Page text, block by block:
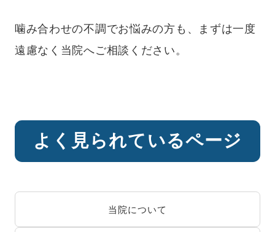
噛み合わせの不調でお悩みの方も、まずは一度
遠慮なく当院へご相談ください。
よく見られているページ
当院について